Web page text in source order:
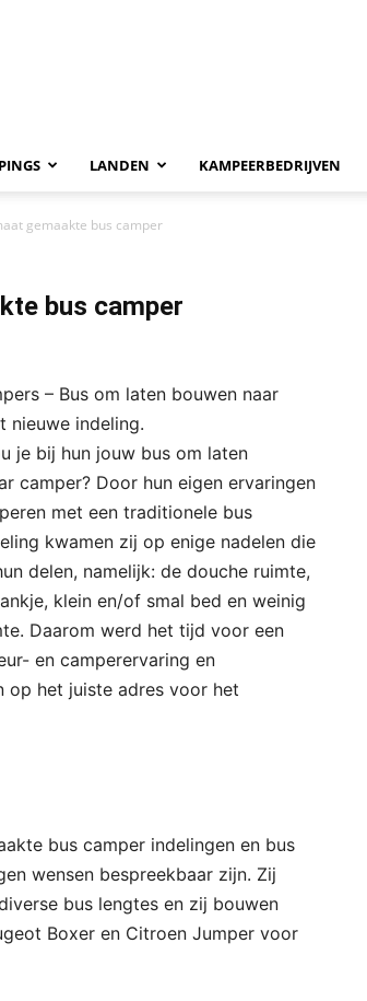
LANDEN KAMPEERBEDRIJVEN
gemaakte bus camper
bus camper
– Bus om laten bouwen naar
nieuwe indeling.
je bij hun jouw bus om laten
camper? Door hun eigen ervaringen
met een traditionele bus
kwamen zij op enige nadelen die
delen, namelijk: de douche ruimte,
klein en/of smal bed en weinig
Daarom werd het tijd voor een
en camperervaring en
op het juiste adres voor het
bus camper indelingen en bus
wensen bespreekbaar zijn. Zij
bus lengtes en zij bouwen
Boxer en Citroen Jumper voor